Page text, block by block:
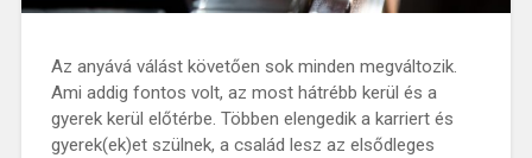
Az anyává válást követően sok minden megváltozik.
Ami addig fontos volt, az most hátrébb kerül és a
gyerek kerül előtérbe. Többen elengedik a karriert és
gyerek(ek)et szülnek, a család lesz az elsődleges